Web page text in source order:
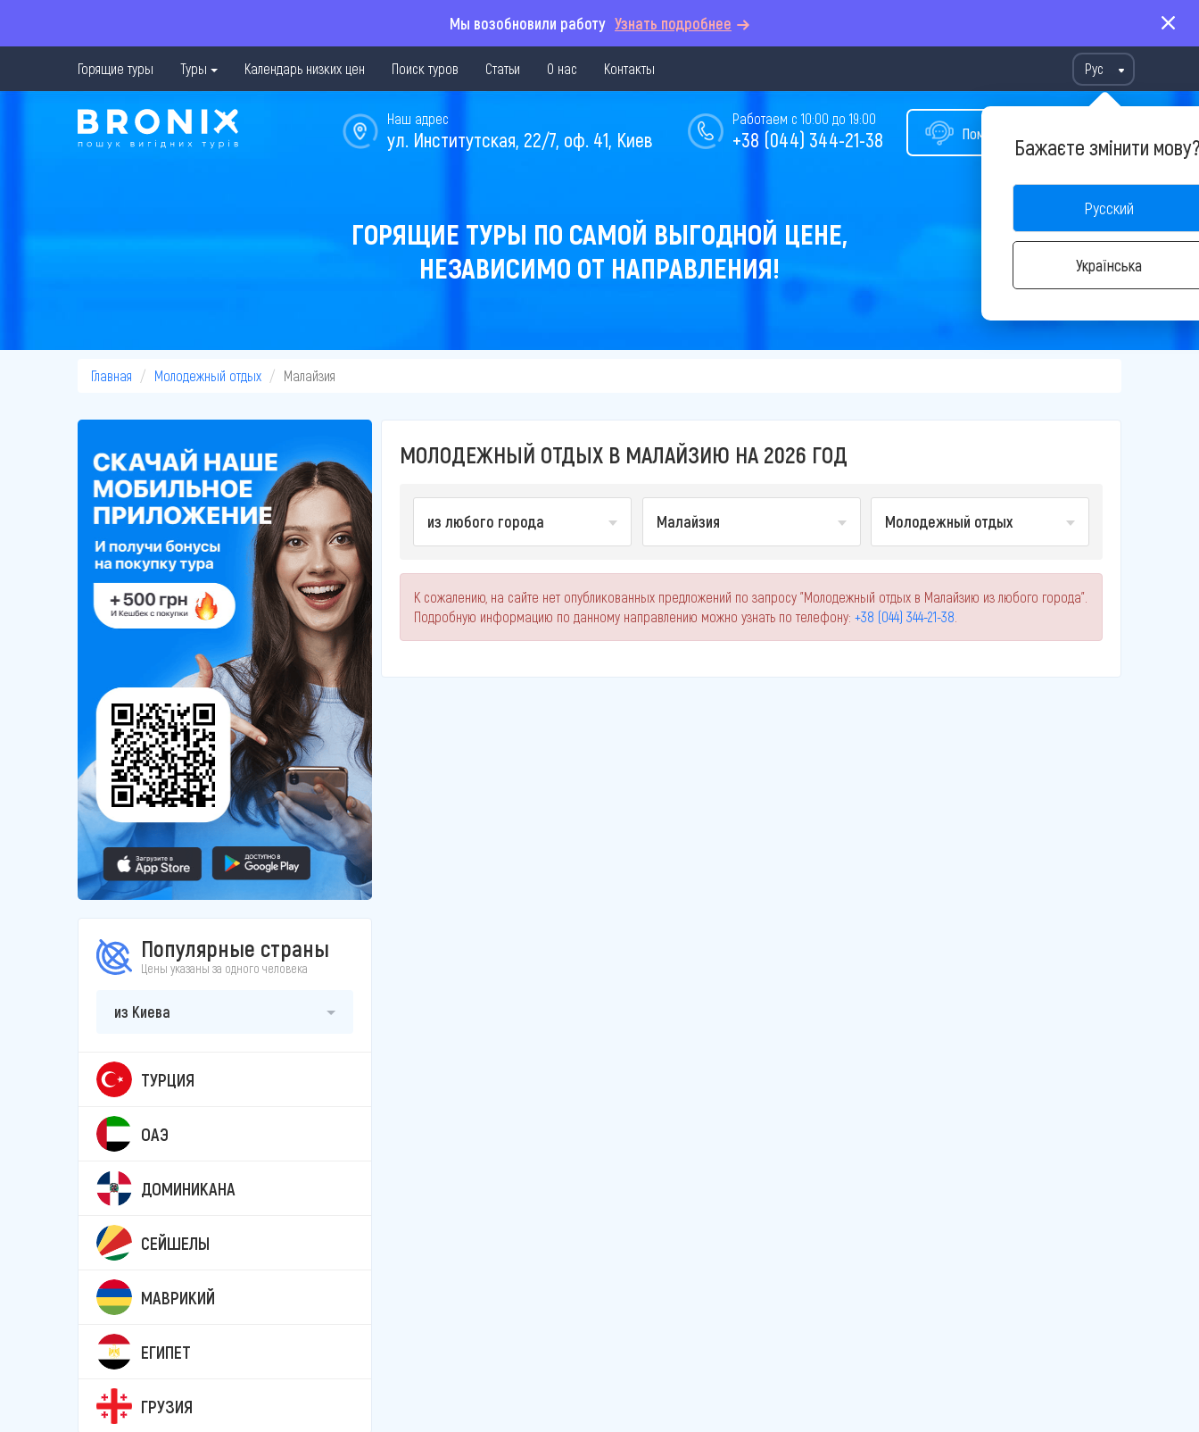
Мы возобновили работу Узнать подробнее
Горящие туры Туры Календарь низких цен Поиск туров Статьи О нас Контакты Рус
Бажаєте змінити
Русский
Українська
Помощь в подборе тура
Работаем с 10:00 до 19:00
+38 (044) 344-21-38
Наш адрес
ул. Институтская, 22/7, оф. 41, Киев
ГОРЯЩИЕ ТУРЫ ПО САМОЙ ВЫГОДНОЙ ЦЕНЕ,
НЕЗАВИСИМО ОТ НАПРАВЛЕНИЯ!
Главная Молодежный отдых Малайзия
Популярные страны
Цены указаны за одного человека
из Киева
ТУРЦИЯ
ОАЭ
ДОМИНИКАНА
СЕЙШЕЛЫ
МАВРИКИЙ
ЕГИПЕТ
ГРУЗИЯ
МОЛОДЕЖНЫЙ ОТДЫХ В МАЛАЙЗИЮ НА 2026 ГОД
из любого города Малайзия Молодежный отдых
К сожалению, на сайте нет опубликованных предложений по запросу "Молодежный отдых в Малайзию из любого города".
Подробную информацию по данному направлению можно узнать по телефону: +38 (044) 344-21-38